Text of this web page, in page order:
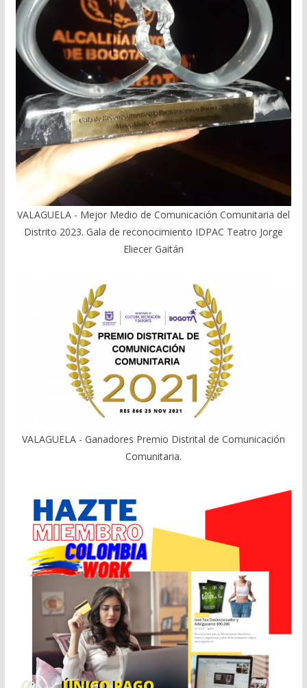
VALAGUELA - Mejor Medio de Comunicación Comunitaria del
Distrito 2023. Gala de reconocimiento IDPAC Teatro Jorge
Eliecer Gaitán
VALAGUELA - Ganadores Premio Distrital de Comunicación
Comunitaria.